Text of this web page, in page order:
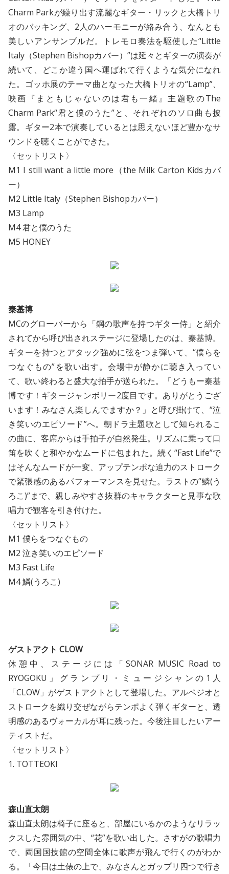
Charm Parkが繰り出す流麗なギター・リックと大橋トリ
オのバッキング、2人のハーモニーが絡み合う、なんとも
美しいアンサンブルだ。トレモロ奏法を駆使した“Little
Italy（Stephen Bishopカバー）”は延々とギターの演奏が
続いて、どこか違う国へ運ばれて行くような気分になれ
た。ゴッホ展のテーマ曲となった大橋トリオの“Lamp”、
映画『まともじゃないのは君も一緒』主題歌のThe
Charm Park“君と僕のうた”と、それぞれのソロ曲も披
露。ギター2本で演奏しているとは思えないほど豊かなサ
ウンドを聴くことができた。
〈セットリスト〉
M1 I still want a little more（the Milk Carton Kidsカバ
ー）
M2 Little Italy（Stephen Bishopカバー）
M3 Lamp
M4 君と僕のうた
M5 HONEY
秦基博
MCのグローバーから「鋼の歌声を持つギター侍」と紹介
されてから呼び出されステージに登場したのは、秦基博。
ギターを持つとアタック強めに弦をつま弾いて、“僕らを
つなぐもの”を歌い出す。会場中が静かに聴き入ってい
て、歌い終わると盛大な拍手が送られた。「どうもー秦基
博です！ギタージャンボリー2度目です。ありがとうござ
います！みなさん楽しんでますか？」と呼び掛けて、“泣
き笑いのエピソード”へ。朝ドラ主題歌として知られるこ
の曲に、客席からは手拍子が自然発生。リズムに乗って口
笛を吹くと和やかなムードに包まれた。続く“Fast Life”で
はそんなムードが一変、アップテンポな迫力のストローク
で緊張感のあるパフォーマンスを見せた。ラストの“鱗(う
ろこ)”まで、親しみやすさ抜群のキャラクターと見事な歌
唱力で観客を引き付けた。
〈セットリスト〉
M1 僕らをつなぐもの
M2 泣き笑いのエピソード
M3 Fast Life
M4 鱗(うろこ)
ゲストアクト CLOW
休憩中、ステージには「SONAR MUSIC Road to
RYOGOKU」グランプリ・ミュージシャンの1人
「CLOW」がゲストアクトとして登場した。アルペジオと
ストロークを織り交ぜながらテンポよく弾くギターと、透
明感のあるヴォーカルが耳に残った。今後注目したいアー
ティストだ。
〈セットリスト〉
1. TOTTEOKI
森山直太朗
森山直太朗は椅子に座ると、部屋にいるかのようなリラッ
クスした雰囲気の中、“花”を歌い出した。さすがの歌唱力
で、両国国技館の空間全体に歌声が飛んで行くのがわか
る。「今日は土俵の上で、みなさんとガップリ四つで行き